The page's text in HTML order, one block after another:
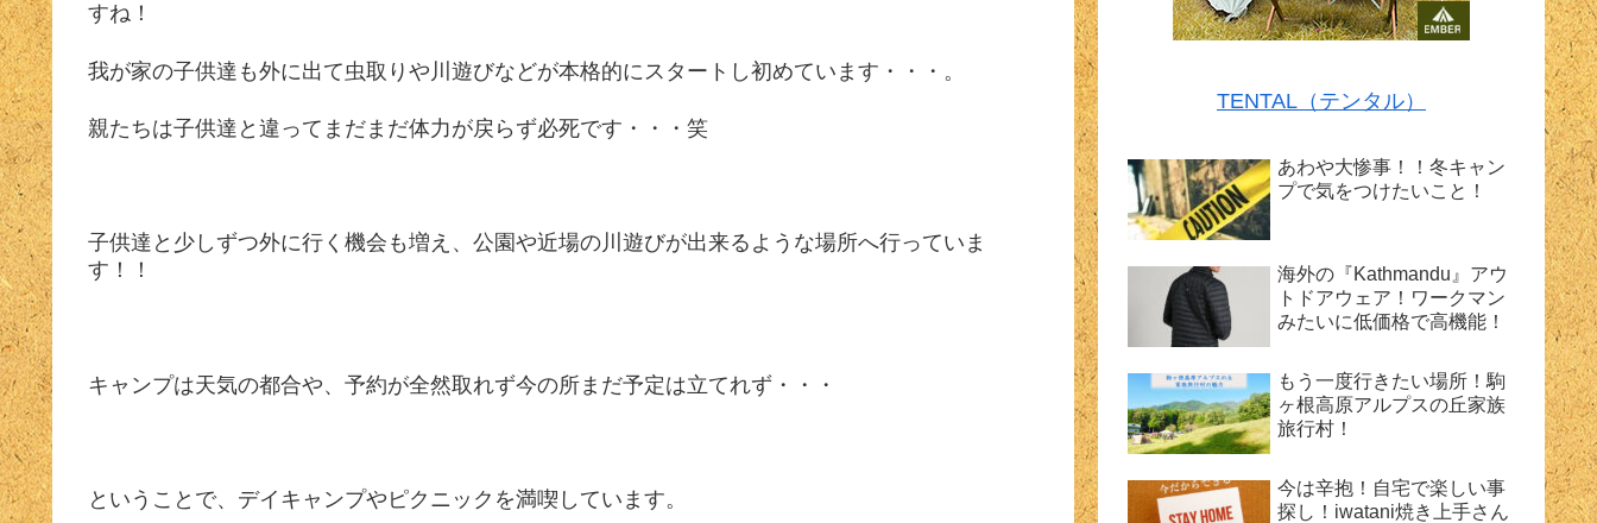
すね！
我が家の子供達も外に出て虫取りや川遊びなどが本格的にスタートし初めています・・・。
親たちは子供達と違ってまだまだ体力が戻らず必死です・・・笑
子供達と少しずつ外に行く機会も増え、公園や近場の川遊びが出来るような場所へ行っていま
す！！
キャンプは天気の都合や、予約が全然取れず今の所まだ予定は立てれず・・・
ということで、デイキャンプやピクニックを満喫しています。
TENTAL（テンタル）
あわや大惨事！！冬キャン
プで気をつけたいこと！
海外の『Kathmandu』アウ
トドアウェア！ワークマン
みたいに低価格で高機能！
もう一度行きたい場所！駒
ヶ根高原アルプスの丘家族
旅行村！
今は辛抱！自宅で楽しい事
探し！iwatani焼き上手さん